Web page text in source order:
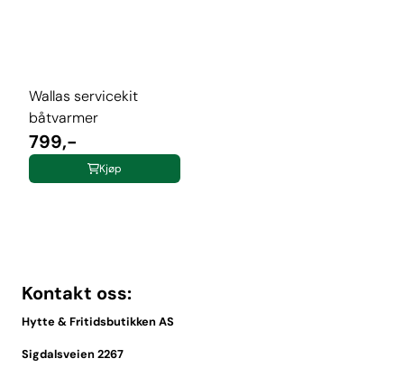
Wallas servicekit
båtvarmer
799,-
Kjøp
Kontakt oss:
Hytte & Fritidsbutikken AS
Sigdalsveien 2267